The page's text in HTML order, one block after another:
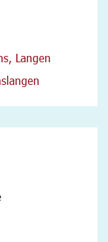
Langen